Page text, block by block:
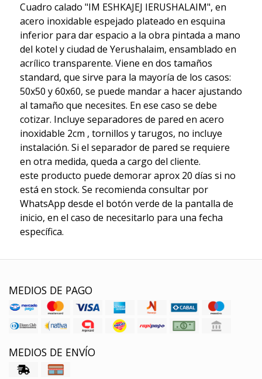
Cuadro calado "IM ESHKAJEJ IERUSHALAIM", en
acero inoxidable espejado plateado en esquina
inferior para dar espacio a la obra pintada a mano
del kotel y ciudad de Yerushalaim, ensamblado en
acrílico transparente. Viene en dos tamaños
standard, que sirve para la mayoría de los casos:
50x50 y 60x60, se puede mandar a hacer ajustando
al tamaño que necesites. En ese caso se debe
cotizar. Incluye separadores de pared en acero
inoxidable 2cm , tornillos y tarugos, no incluye
instalación. Si el separador de pared se requiere
en otra medida, queda a cargo del cliente.
este producto puede demorar aprox 20 días si no
está en stock. Se recomienda consultar por
WhatsApp desde el botón verde de la pantalla de
inicio, en el caso de necesitarlo para una fecha
específica.
MEDIOS DE PAGO
MEDIOS DE ENVÍO